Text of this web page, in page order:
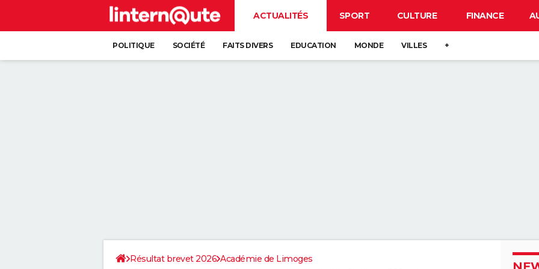
ACTUALITÉS SPORT CULTURE FINANCE
POLITIQUE SOCIÉTÉ FAITS DIVERS EDUCATION MONDE VILLES +
Résultat brevet 2026 Académie de Limoges